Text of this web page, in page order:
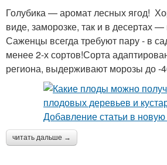
Голубика — аромат лесных ягод!
виде, заморозке, так и в десертах
Саженцы всегда требуют пару - в
менее 2-х сортов!Сорта
региона, выдерживают морозы до -
читать дальше →